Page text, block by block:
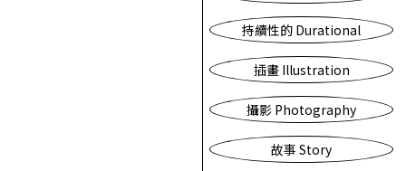
持續性的 Durational
插畫 Illustration
攝影 Photography
故事 Story